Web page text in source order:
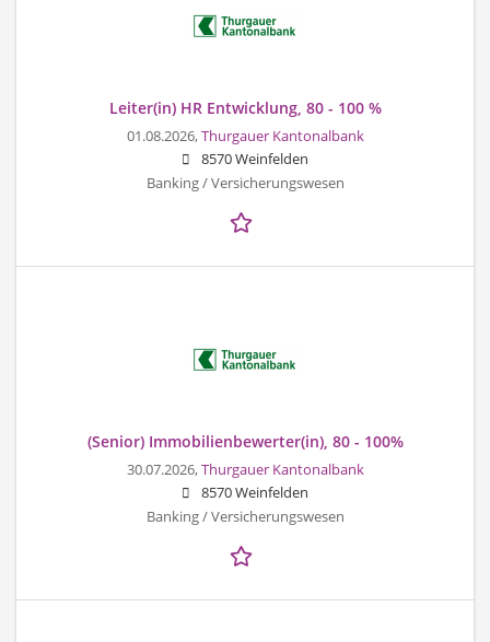
Leiter(in) HR Entwicklung, 80 - 100 %
01.08.2026,Thurgauer Kantonalbank
8570 Weinfelden
Banking / Versicherungswesen
(Senior) Immobilienbewerter(in), 80 - 100%
30.07.2026,Thurgauer Kantonalbank
8570 Weinfelden
Banking / Versicherungswesen